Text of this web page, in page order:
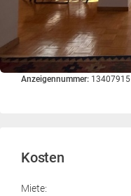
Anzeigennummer: 13407915
Kosten
Miete: